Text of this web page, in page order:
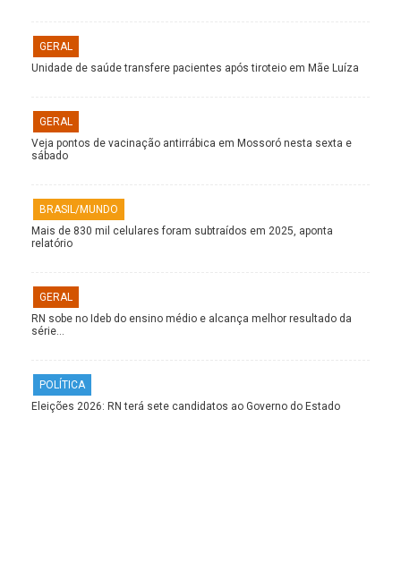
GERAL
Unidade de saúde transfere pacientes após tiroteio em Mãe Luíza
GERAL
Veja pontos de vacinação antirrábica em Mossoró nesta sexta e
sábado
BRASIL/MUNDO
Mais de 830 mil celulares foram subtraídos em 2025, aponta
relatório
GERAL
RN sobe no Ideb do ensino médio e alcança melhor resultado da
série…
POLÍTICA
Eleições 2026: RN terá sete candidatos ao Governo do Estado